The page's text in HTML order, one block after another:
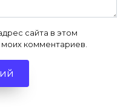
сайта в этом
комментариев.